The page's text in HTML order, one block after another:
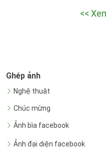
<<
Ghép ảnh
Nghệ thuật
Chúc mừng
Ảnh bìa facebook
Ảnh đại diện facebook